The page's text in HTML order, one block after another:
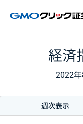
経済
2022
週次表示